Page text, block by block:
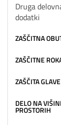
Druga
dodatki
ZAŠČITNA
ZAŠČITNE
ZAŠČITA GLAVE
DELO NA
PROSTORIH